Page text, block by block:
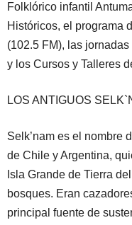
Folklórico infantil
Históricos, el programa
(102.5 FM), las
y los Cursos y Talleres
LOS ANTIGUOS
Selk’nam es el nombre
de Chile y Argentina,
Isla Grande de Tierra
bosques. Eran
principal fuente de